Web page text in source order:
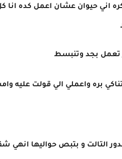
اني حيوان عشان اعمل كده انا
بجد وتنبسط
بره واعملي الي قولت عليه
التالت و بتبص حواليها